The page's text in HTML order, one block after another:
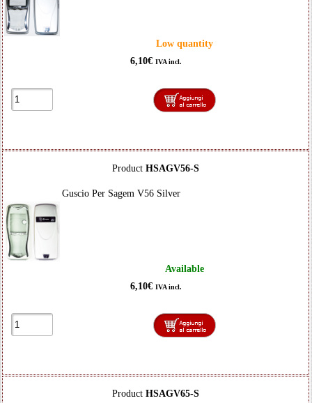
Low quantity
6,10€ IVA incl.
Product HSAGV56-S
Guscio Per Sagem V56 Silver
Available
6,10€ IVA incl.
Product HSAGV65-S